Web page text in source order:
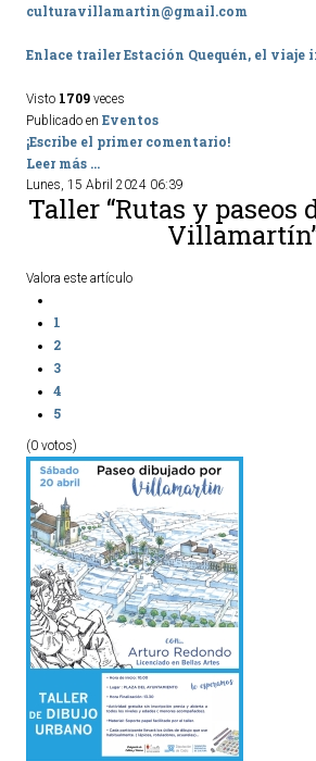
culturavillamartin@gmail.com
Enlace trailer Estación Quequén, el viaje
Visto 1709 veces
Publicado en Eventos
¡Escribe el primer comentario!
Leer más ...
Lunes, 15 Abril 2024 06:39
Taller “Rutas y paseos
Valora este artículo
1
2
3
4
5
(0 votos)